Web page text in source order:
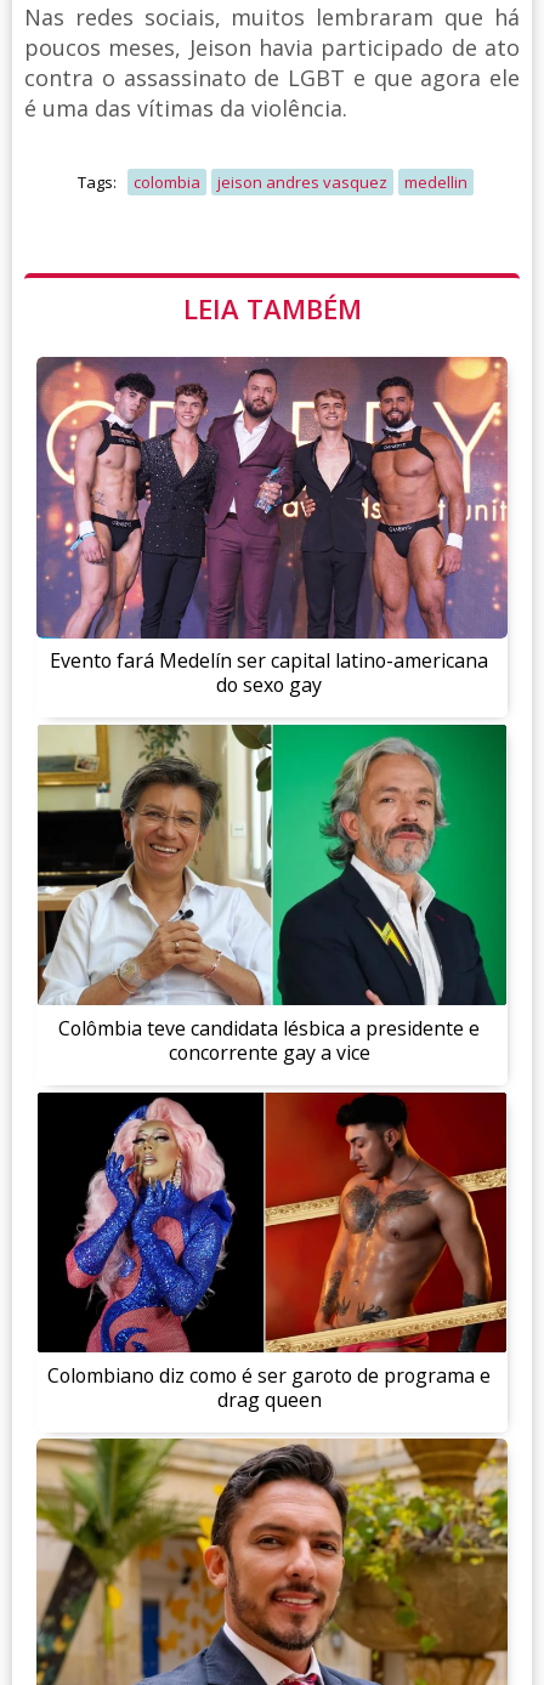
Nas redes sociais, muitos lembraram que há
poucos meses, Jeison havia participado de ato
contra o assassinato de LGBT e que agora ele
é uma das vítimas da violência.
Tags: colombia jeison andres vasquez medellin
LEIA TAMBÉM
Evento fará Medelín ser capital latino-americana
do sexo gay
Colômbia teve candidata lésbica a presidente e
concorrente gay a vice
Colombiano diz como é ser garoto de programa e
drag queen